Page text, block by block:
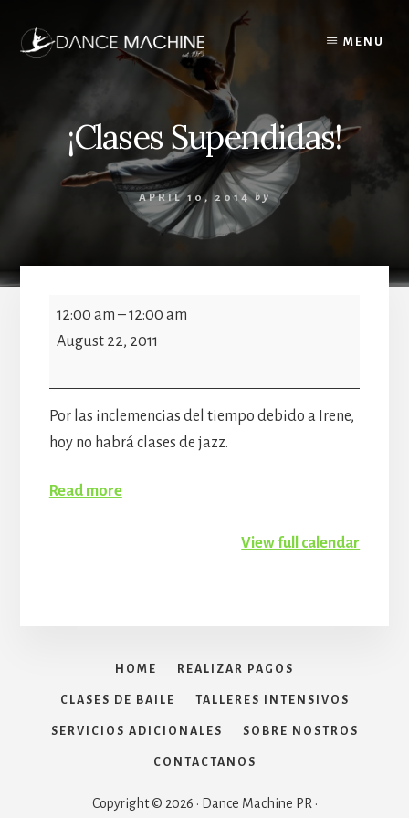
content
MENU
¡Clases Supendidas!
APRIL 10, 2014 by
¡Clases
Supendidas!
12:00 am –12:00 am
August 22, 2011
Por las inclemencias del tiempo debido a Irene,
hoy no habrá clases de jazz.
Read more
View full calendar
HOME REALIZAR PAGOS
CLASES DE BAILE TALLERES INTENSIVOS
SERVICIOS ADICIONALES SOBRE NOSTROS
CONTACTANOS
Copyright © 2026 · Dance Machine PR ·